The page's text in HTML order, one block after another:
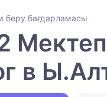
беру бағдарламасы
в